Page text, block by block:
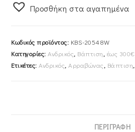
ΛευκόχρυσοςΚ14
ποσότητα
Προσθήκη στα αγαπημένα
Κωδικός προϊόντος: KBS-20548W
Κατηγορίες: Ανδρικός, Βάπτιση, έως 300€
Ετικέτες: Ανδρικός, Αρραβώνας, Βάπτιση,
ΠΕΡΙΓΡΑΦΉ